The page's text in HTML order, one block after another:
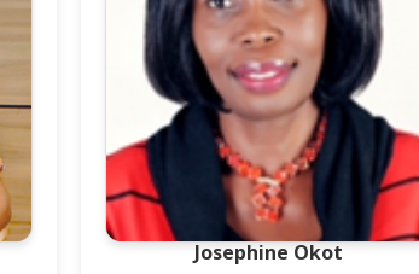
Josephine Okot